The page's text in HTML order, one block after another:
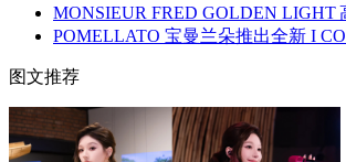
MONSIEUR FRED GOLDEN LIGHT
POMELLATO 宝曼兰朵推出全新 I
图文推荐